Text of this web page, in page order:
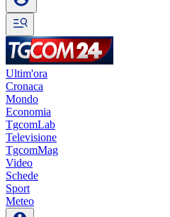
Ultim'ora
Cronaca
Mondo
Economia
TgcomLab
Televisione
TgcomMag
Video
Schede
Sport
Meteo